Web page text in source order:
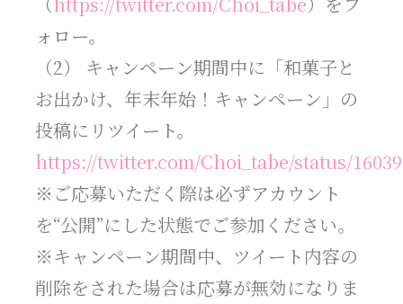
ォロー。
（2） キャンペーン期間中に「和菓子と
お出かけ、年末年始！キャンペーン」の
投稿にリツイート。
https://twitter.com/Choi_tabe/status/
※ご応募いただく際は必ずアカウント
を“公開”にした状態でご参加ください。
※キャンペーン期間中、ツイート内容の
削除をされた場合は応募が無効になりま